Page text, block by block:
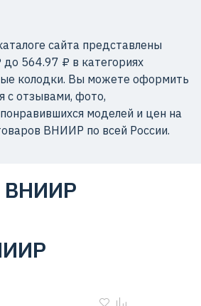
сайта представлены
564.97 ₽ в категориях
колодки. Вы можете оформить
с отзывами, фото,
моделей и цен на
ВНИИР по всей России.
ВНИИР